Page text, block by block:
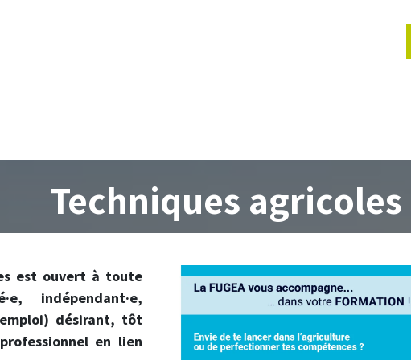
Techniques agricoles
est ouvert à toute
indépendant·e,
désirant, tôt
en lien